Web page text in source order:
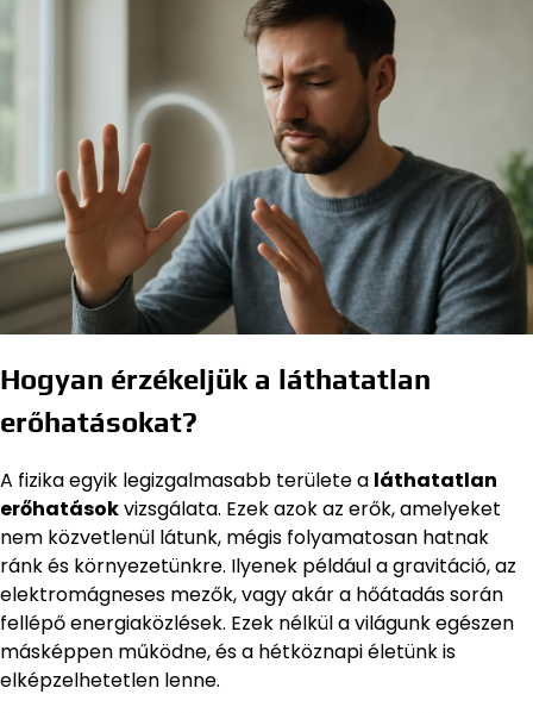
Hogyan érzékeljük a láthatatlan
erőhatásokat?
A fizika egyik legizgalmasabb területe a láthatatlan
erőhatásokvizsgálata. Ezek azok az erők, amelyeket
nem közvetlenül látunk, mégis folyamatosan hatnak
ránk és környezetünkre. Ilyenek például a gravitáció, az
elektromágneses mezők, vagy akár a hőátadás során
fellépő energiaközlések. Ezek nélkül a világunk egészen
másképpen működne, és a hétköznapi életünk is
elképzelhetetlen lenne.